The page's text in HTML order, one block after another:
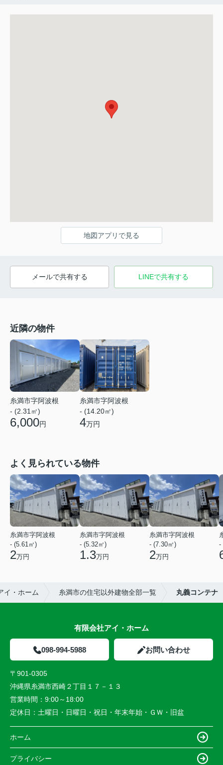
地図アプリで見る
メールで共有する LINEで共有する
近隣の物件
糸満市字阿波根
- (2.31㎡)
6,000円
糸満市字阿波根
- (14.20㎡)
4万円
よく見られている物件
糸満市字阿波根
- (5.61㎡)
2万円
糸満市字阿波根
- (5.32㎡)
1.3万円
糸満市字阿波根
- (7.30㎡)
2万円
-
イ・ホーム 糸満市の住宅以外建物全部一覧 丸義コンテナ
有限会社アイ・ホーム
098-994-5988 お問い合わせ
〒901-0305
沖縄県糸満市西崎２丁目１７－１３
営業時間： 9:00～18:00
定休日： 土曜日・日曜日・祝日・年末年始・ＧＷ・旧盆
ホーム
プライバシー